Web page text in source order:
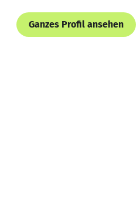
Ganzes Profil ansehen